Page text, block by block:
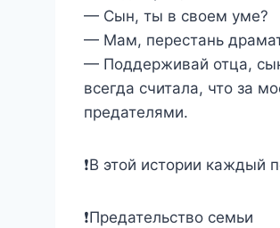
— Сын, ты в своем уме?
— Мам, перестань
— Поддерживай отца,
всегда считала, что за
предателями.
❗В этой истории каждый
❗Предательство семьи